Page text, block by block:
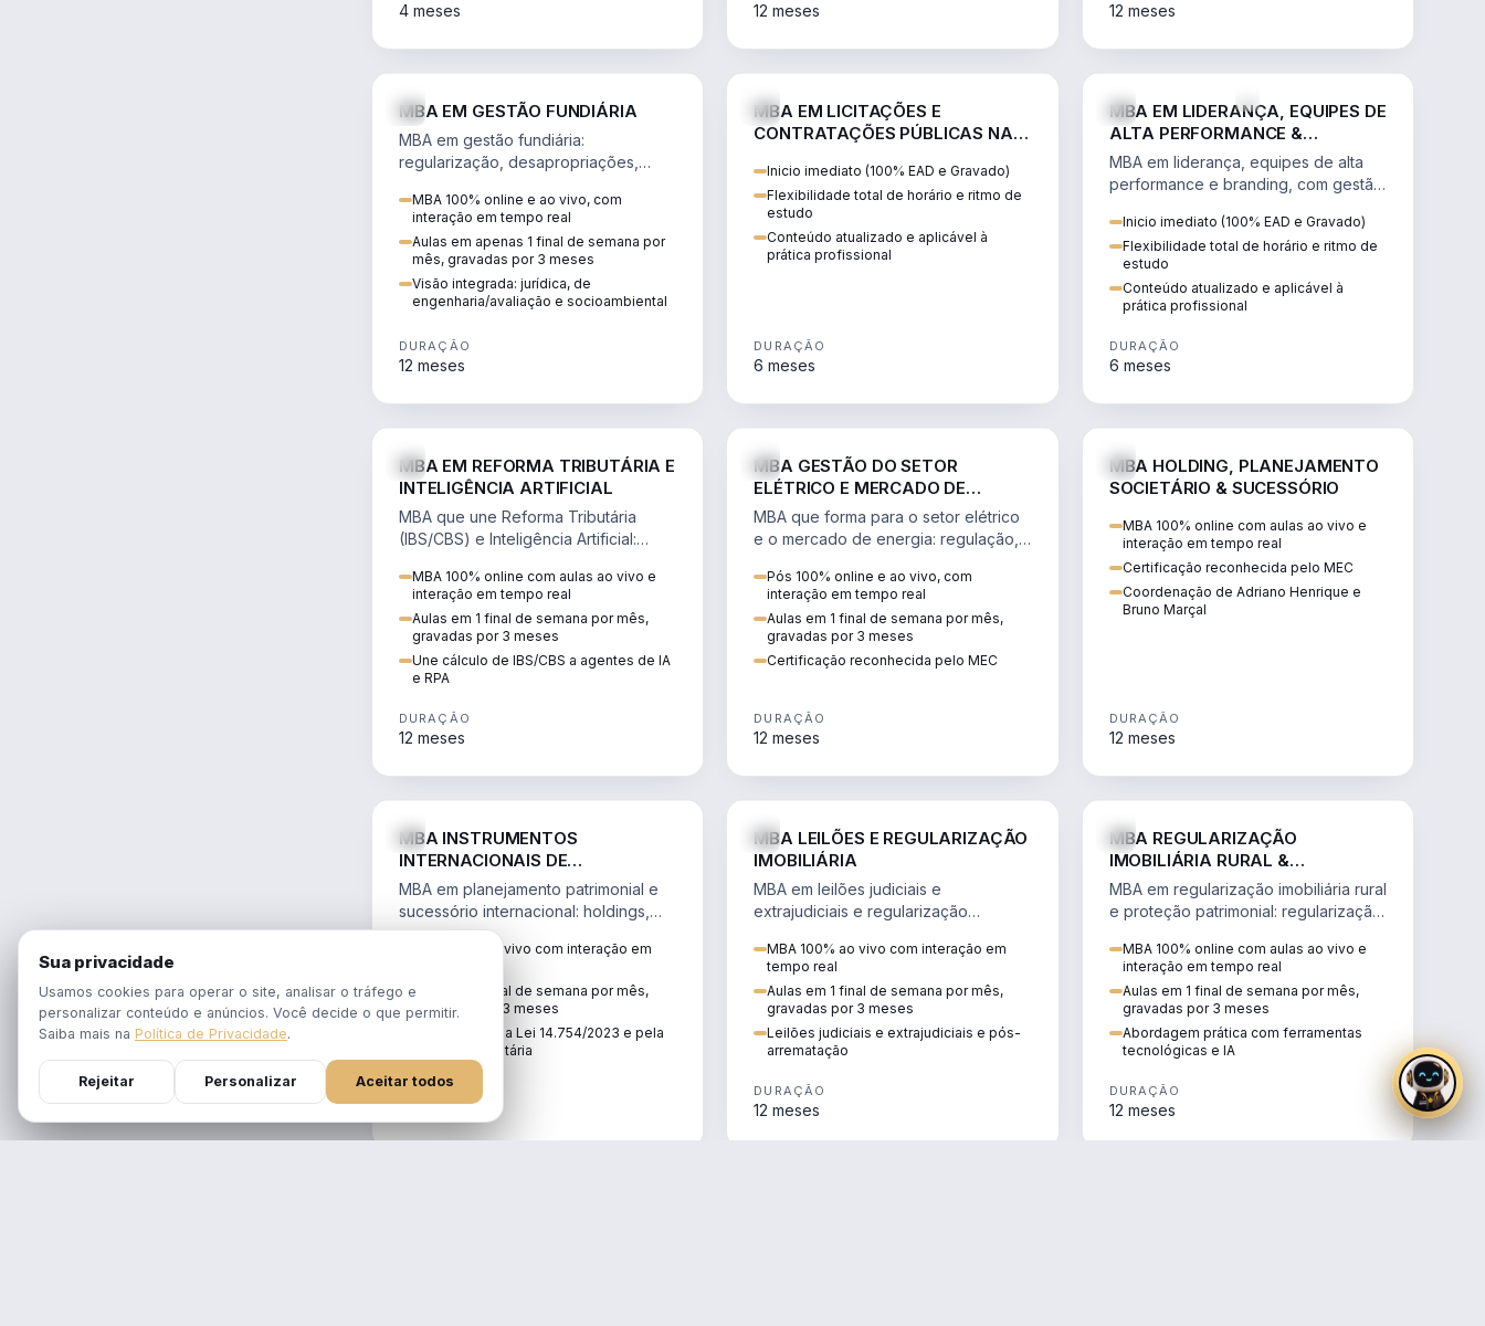
4 meses 12 meses 12 meses
MBA EM GESTÃO FUNDIÁRIA
MBA em gestão fundiária:
regularização, desapropriações,
ambiental em projetos de
infraestrutura.
MBA 100% online e ao vivo, com
interação em tempo real
Aulas em apenas 1 final de semana por
mês, gravadas por 3 meses
Visão integrada: jurídica, de
engenharia/avaliação e socioambiental
DURAÇÃO
12 meses
MBA EM LICITAÇÕES E
CONTRATAÇÕES PÚBLICAS NA
Inicio imediato (100% EAD e Gravado)
Flexibilidade total de horário e ritmo de
estudo
Conteúdo atualizado e aplicável à
prática profissional
DURAÇÃO
6 meses
MBA EM LIDERANÇA, EQUIPES DE
ALTA PERFORMANCE &
BRANDING
MBA em liderança, equipes de alta
performance e branding, com gestão
e comunicação persuasiva.
Inicio imediato (100% EAD e Gravado)
Flexibilidade total de horário e ritmo de
estudo
Conteúdo atualizado e aplicável à
prática profissional
DURAÇÃO
6 meses
MBA EM REFORMA TRIBUTÁRIA E
INTELIGÊNCIA ARTIFICIAL
MBA que une Reforma Tributária
(IBS/CBS) e Inteligência Artificial:
RPA e automação da rotina fiscal.
MBA 100% online com aulas ao vivo e
interação em tempo real
Aulas em 1 final de semana por mês,
gravadas por 3 meses
Une cálculo de IBS/CBS a agentes de IA
e RPA
DURAÇÃO
12 meses
MBA GESTÃO DO SETOR
ELÉTRICO E MERCADO DE
ENERGIA
MBA que forma para o setor elétrico
e o mercado de energia: regulação,
transmissão e revisão tarifária.
Pós 100% online e ao vivo, com
interação em tempo real
Aulas em 1 final de semana por mês,
gravadas por 3 meses
Certificação reconhecida pelo MEC
DURAÇÃO
12 meses
MBA HOLDING, PLANEJAMENTO
SOCIETÁRIO & SUCESSÓRIO
MBA 100% online com aulas ao vivo e
interação em tempo real
Certificação reconhecida pelo MEC
Coordenação de Adriano Henrique e
Bruno Marçal
DURAÇÃO
12 meses
MBA INSTRUMENTOS
INTERNACIONAIS DE
PLANEJAMENTO PATRIMONIAL &
SUCESSÓRIO
MBA em planejamento patrimonial e
sucessório internacional: holdings,
trusts e offshore sob a Lei
14.754/2023 e a Reforma Tributária.
MBA 100% ao vivo com interação em
Aulas em 1 final de semana por mês,
gravadas por 3 meses
Atualizado pela Lei 14.754/2023 e pela
Reforma Tributária
DURAÇÃO
12 meses
MBA LEILÕES E REGULARIZAÇÃO
IMOBILIÁRIA
MBA em leilões judiciais e
extrajudiciais e regularização
alienação fiduciária e pós-
arrematação.
MBA 100% ao vivo com interação em
tempo real
Aulas em 1 final de semana por mês,
gravadas por 3 meses
Leilões judiciais e extrajudiciais e pós-
arrematação
DURAÇÃO
12 meses
MBA REGULARIZAÇÃO
IMOBILIÁRIA RURAL &
PROTEÇÃO PATRIMONIAL
MBA em regularização imobiliária rural
e proteção patrimonial: regularização
rural.
MBA 100% online com aulas ao vivo e
interação em tempo real
Aulas em 1 final de semana por mês,
gravadas por 3 meses
Abordagem prática com ferramentas
tecnológicas e IA
DURAÇÃO
12 meses
Sua privacidade
Usamos cookies para operar o site, analisar o tráfego e
personalizar conteúdo e anúncios. Você decide o que permitir.
Saiba mais na Política de Privacidade.
Rejeitar Personalizar Aceitar todos